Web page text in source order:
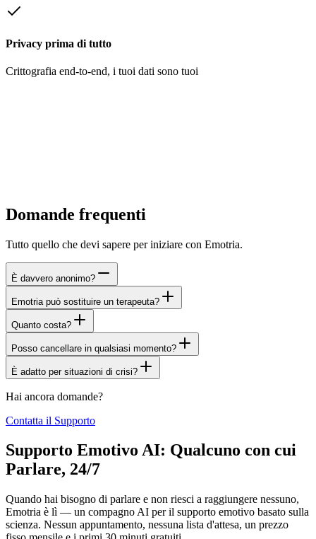
Privacy prima di tutto
Crittografia end-to-end, i tuoi dati sono tuoi
Domande frequenti
Tutto quello che devi sapere per iniziare con Emotria.
È davvero anonimo?
Emotria può sostituire un terapeuta?
Quanto costa?
Posso cancellare in qualsiasi momento?
È adatto per situazioni di crisi?
Hai ancora domande?
Contatta il Supporto
Supporto Emotivo AI: Qualcuno con cui
Parlare, 24/7
Quando hai bisogno di parlare e non riesci a raggiungere nessuno,
Emotria è lì — un compagno AI per il supporto emotivo basato sulla
scienza. Nessun appuntamento, nessuna lista d'attesa, un prezzo